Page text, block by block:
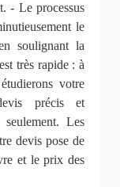
- Le processus
le
soulignant la
très rapide : à
votre
précis et
Les
devis pose de
et le prix des